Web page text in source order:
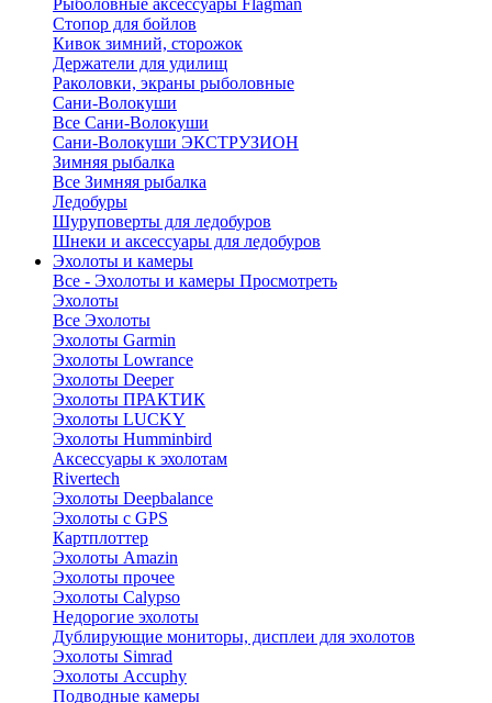
Рыболовные аксессуары Flagman
Стопор для бойлов
Кивок зимний, сторожок
Держатели для удилищ
Раколовки, экраны рыболовные
Сани-Волокуши
Все Сани-Волокуши
Сани-Волокуши ЭКСТРУЗИОН
Зимняя рыбалка
Все Зимняя рыбалка
Ледобуры
Шуруповерты для ледобуров
Шнеки и аксессуары для ледобуров
Эхолоты и камеры
Все - Эхолоты и камеры Просмотреть
Эхолоты
Все Эхолоты
Эхолоты Garmin
Эхолоты Lowrance
Эхолоты Deeper
Эхолоты ПРАКТИК
Эхолоты LUCKY
Эхолоты Humminbird
Аксессуары к эхолотам
Rivertech
Эхолоты Deepbalance
Эхолоты с GPS
Картплоттер
Эхолоты Amazin
Эхолоты прочее
Эхолоты Calypso
Недорогие эхолоты
Дублирующие мониторы, дисплеи для эхолотов
Эхолоты Simrad
Эхолоты Accuphy
Подводные камеры